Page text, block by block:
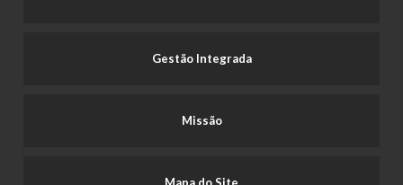
Gestão Integrada
Missão
Mapa do Site